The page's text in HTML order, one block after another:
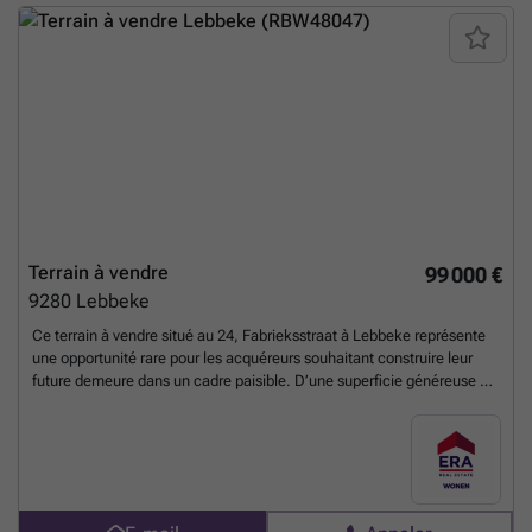
et sentiers le long des Stille Waters • Connexions rapides aux grands
axes routiers Contactez dès aujourd’hui votre agent ERA pour
99 000 €
Terrain à vendre
9280 Lebbeke
Ce terrain à vendre situé au 24, Fabrieksstraat à Lebbeke représente
une opportunité rare pour les acquéreurs souhaitant construire leur
future demeure dans un cadre paisible. D’une superficie généreuse de
complète selon les besoins et envies de son futur propriétaire. Proposé
au prix de 99 000 €, ce terrain, référencé sous RBW48047, invite à
concrétiser un projet résidentiel dans un environnement calme et
verdoyant. Ce terrain bénéficie d’une orientation sud-est, garantissant